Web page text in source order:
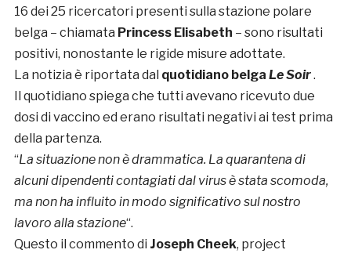
16 dei 25 ricercatori presenti sulla stazione polare
belga – chiamata Princess Elisabeth – sono risultati
positivi, nonostante le rigide misure adottate.
La notizia è riportata dal quotidiano belga Le Soir.
Il quotidiano spiega che tutti avevano ricevuto due
dosi di vaccino ed erano risultati negativi ai test prima
della partenza.
“La situazione non è drammatica. La quarantena di
alcuni dipendenti contagiati dal virus è stata scomoda,
ma non ha influito in modo significativo sul nostro
lavoro alla stazione“.
Questo il commento di Joseph Cheek, project